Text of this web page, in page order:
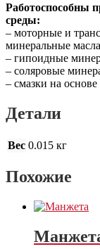
Работоспособны
среды:
– моторные и
минеральные
– гипоидные
– соляровые
– смазки на
Детали
Вес 0.015 кг
Похожие